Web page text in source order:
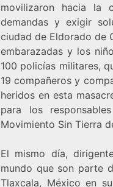
movilizaron hacia la
demandas y exigir
ciudad de Eldorado de
embarazadas y los
100 policías militares,
19 compañeros y
heridos en esta
para los
Movimiento Sin Tierra
El mismo día,
mundo que son parte
Tlaxcala, México en